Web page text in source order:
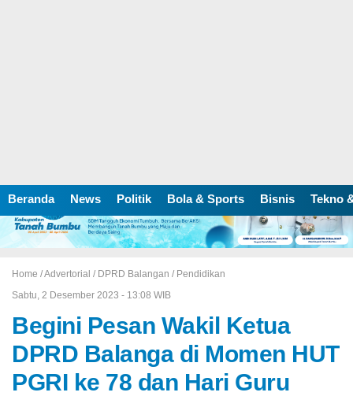
Beranda News Politik Bola & Sports Bisnis Tekno
Home /Advertorial / DPRD Balangan / Pendidikan
Sabtu, 2 Desember 2023 - 13:08 WIB
Begini Pesan Wakil Ketua
DPRD Balanga di Momen HUT
PGRI ke 78 dan Hari Guru